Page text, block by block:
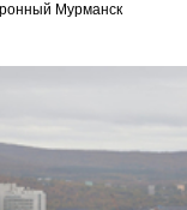
Мурманск